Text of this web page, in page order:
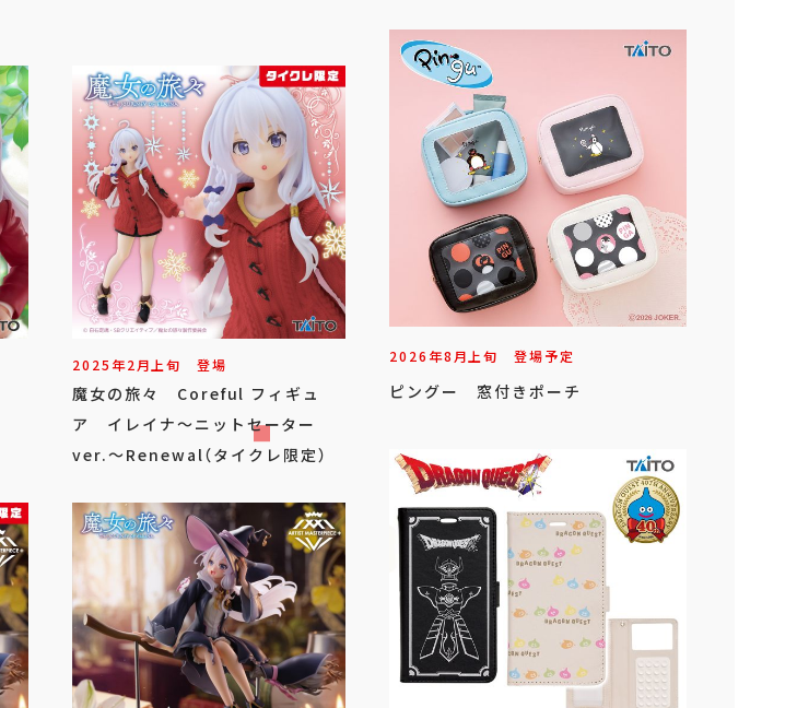
2025年2月上旬 登場
魔女の旅々 Coreful フィギュ
ア イレイナ～ニットセーター
ver.～Renewal（タイクレ限定）
2026年8月上旬 登場予定
ピングー 窓付きポーチ